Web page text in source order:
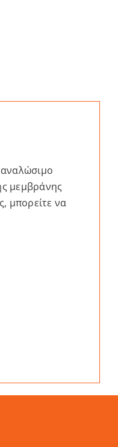
αναλώσιμο
μεμβράνης
μπορείτε να